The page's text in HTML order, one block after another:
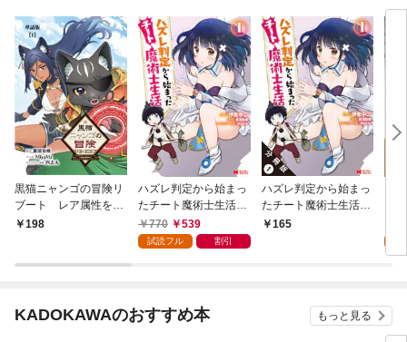
黒猫ニャンゴの冒険リ
ブート レア属性を引
き当てたので、気まま
198
ハズレ判定から始まっ
たチート魔術士生活
（コミック） 1
770 539
試読フル 割引
ハズレ判定から始まっ
たチート魔術士生活
（コミック） 分冊版 1
165
KADOKAWAのおすすめ本 もっと見る